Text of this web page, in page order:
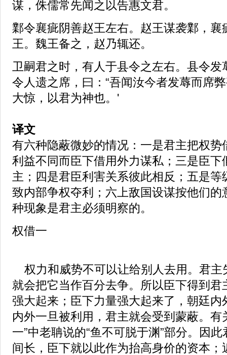
谋，侏儒常先闻之以告惠文君。
鄴令襄疵阴善赵王左右。赵王谋袭鄴，襄
王。魏王备之，赵乃辄还。
卫嗣君之时，有人于县令之左右。县令
令人遗之席，曰：“吾闻汝今者发蓐而席
大惊，以君为神也。'
译文
有六种隐蔽微妙的情况：一是君主把权势
利益不同而臣下借用外力谋私；三是臣下
主；四是君臣利害关系彼此相反；五是等
致内部争权夺利；六上敌国设谋按他们的
种现象是君主必须明察的。
权借一
权力和威势不可以让给别人去用。君主
就会把它当作百分去争。所以臣下得到君
强大起来；臣下力量强大起来了，朝廷内
内外一旦被利用，君主就会受到蒙蔽。有
一”中老聃说的“鱼不可脱于渊”部分。因
间长，臣下就以此作为抬高身价的资本；